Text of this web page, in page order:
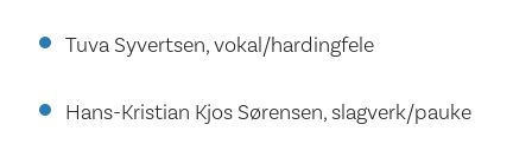
Tuva Syvertsen, vokal/hardingfele
Hans-Kristian Kjos Sørensen, slagverk/pauke